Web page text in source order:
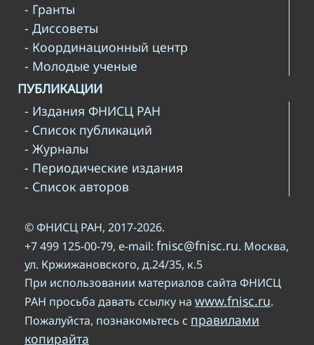
- Гранты
- Диссоветы
- Координационный центр
- Молодые ученые
ПУБЛИКАЦИИ
- Издания ФНИСЦ РАН
- Список публикаций
- Журналы
- Периодические издания
- Список авторов
© ФНИСЦ РАН, 2017-2026.
+7 499 125-00-79, e-mail: fnisc@fnisc.ru. Москва,
ул. Кржижановского, д.24/35, к.5
При использовании материалов сайта ФНИСЦ
РАН просьба давать ссылку на www.fnisc.ru.
Пожалуйста, познакомьтесь с правилами
копирайта